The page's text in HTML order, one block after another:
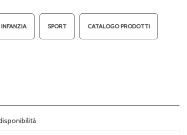
INFANZIA SPORT CATALOGO PRODOTTI